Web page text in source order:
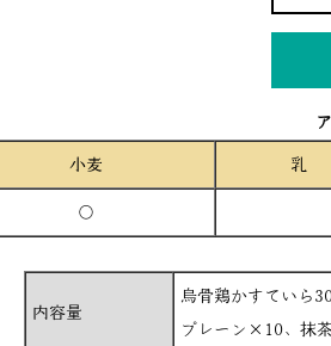
小麦 乳
○
内容量
烏骨鶏かすていら
プレーン×10、抹